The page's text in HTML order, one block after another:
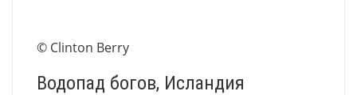
© Clinton Berry
Водопад богов, Исландия